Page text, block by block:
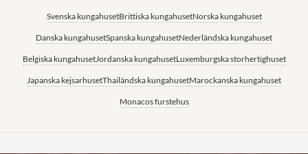
Svenska kungahusetBrittiska kungahusetNorska kungahuset
Danska kungahusetSpanska kungahusetNederländska kungahuset
Belgiska kungahusetJordanska kungahusetLuxemburgska storhertighuset
Japanska kejsarhusetThailändska kungahusetMarockanska kungahuset
Monacos furstehus